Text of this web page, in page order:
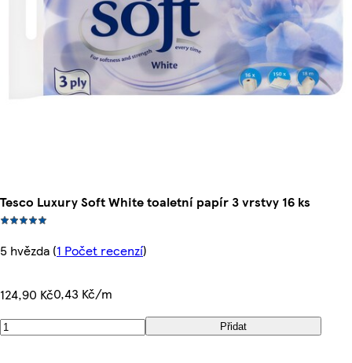
Tesco Luxury Soft White toaletní papír 3 vrstvy 16 ks
5 hvězda (1 Počet recenzí)
124,90 Kč0,43 Kč/m
Přidat